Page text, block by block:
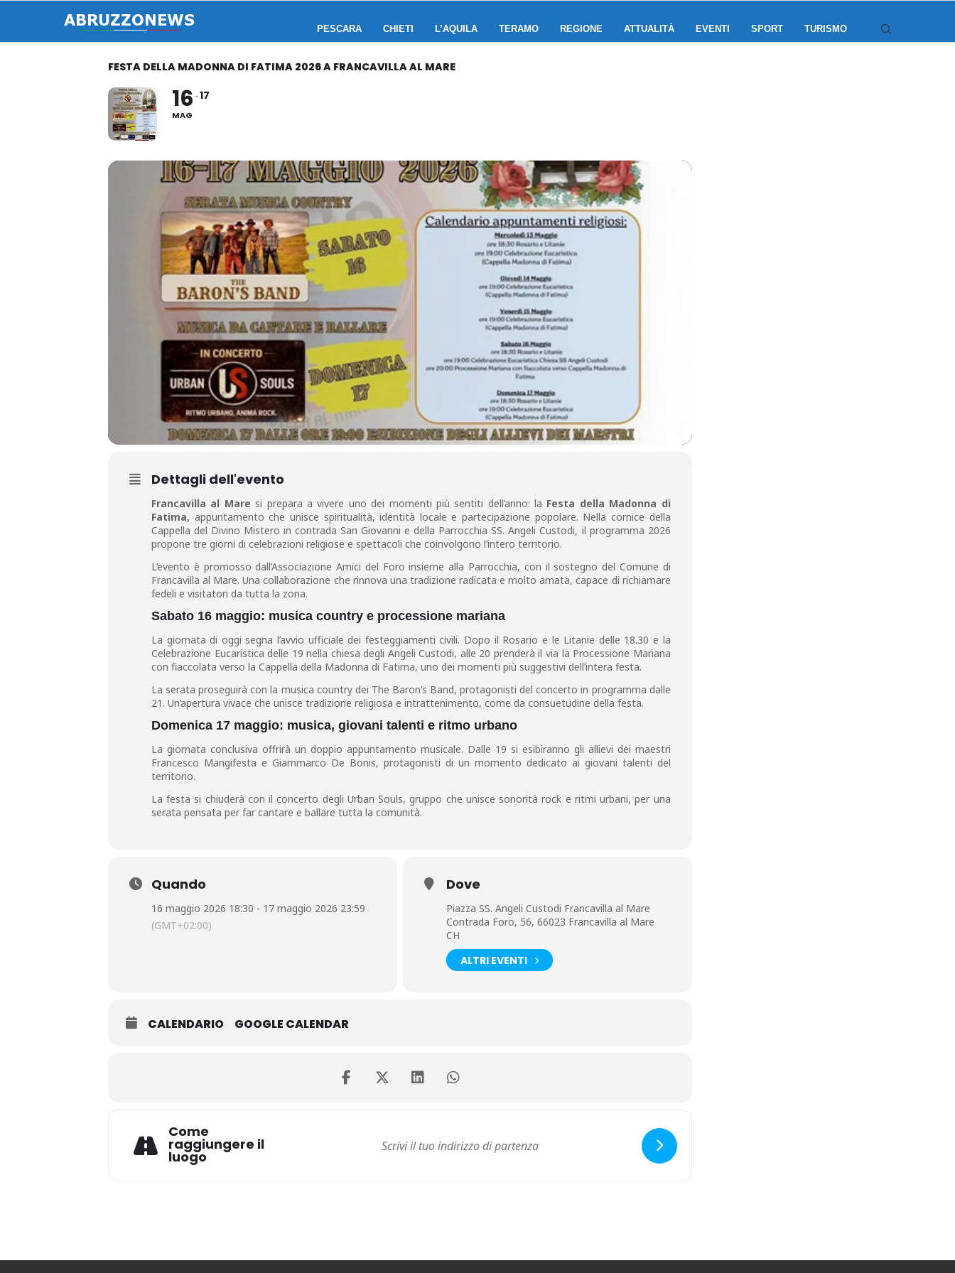
PESCARA CHIETI L’AQUILA TERAMO REGIONE ATTUALITÀ EVENTI SPORT TURISMO
FESTA DELLA MADONNA DI FATIMA 2026 A FRANCAVILLA AL MARE
16
MAG
17
Dettagli dell'evento
Francavilla al Mare si prepara a vivere uno dei momenti più sentiti dell’anno: la Festa della Madonna di
Fatima, appuntamento che unisce spiritualità, identità locale e partecipazione popolare. Nella cornice della
Cappella del Divino Mistero in contrada San Giovanni e della Parrocchia SS. Angeli Custodi, il programma 2026
propone tre giorni di celebrazioni religiose e spettacoli che coinvolgono l’intero territorio.
L’evento è promosso dall’Associazione Amici del Foro insieme alla Parrocchia, con il sostegno del Comune di
Francavilla al Mare. Una collaborazione che rinnova una tradizione radicata e molto amata, capace di richiamare
fedeli e visitatori da tutta la zona.
Sabato 16 maggio: musica country e processione mariana
La giornata di oggi segna l’avvio ufficiale dei festeggiamenti civili. Dopo il Rosario e le Litanie delle 18.30 e la
Celebrazione Eucaristica delle 19 nella chiesa degli Angeli Custodi, alle 20 prenderà il via la Processione Mariana
con fiaccolata verso la Cappella della Madonna di Fatima, uno dei momenti più suggestivi dell’intera festa.
La serata proseguirà con la musica country dei The Baron’s Band, protagonisti del concerto in programma dalle
21. Un’apertura vivace che unisce tradizione religiosa e intrattenimento, come da consuetudine della festa.
Domenica 17 maggio: musica, giovani talenti e ritmo urbano
La giornata conclusiva offrirà un doppio appuntamento musicale. Dalle 19 si esibiranno gli allievi dei maestri
Francesco Mangifesta e Giammarco De Bonis, protagonisti di un momento dedicato ai giovani talenti del
territorio.
La festa si chiuderà con il concerto degli Urban Souls, gruppo che unisce sonorità rock e ritmi urbani, per una
serata pensata per far cantare e ballare tutta la comunità.
Quando
16 maggio 2026 18:30 - 17 maggio 2026 23:59
(GMT+02:00)
Dove
Piazza SS. Angeli Custodi Francavilla al Mare
Contrada Foro, 56, 66023 Francavilla al Mare
CH
ALTRI EVENTI
CALENDARIO GOOGLE CALENDAR
Come
raggiungere il
luogo